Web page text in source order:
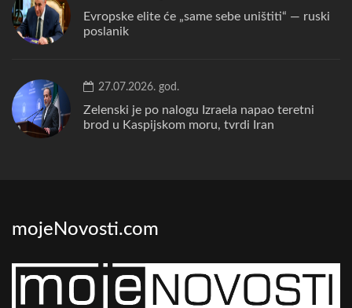
Evropske elite će „same sebe uništiti“ — ruski
poslanik
27.07.2026. god.
Zelenski je po nalogu Izraela napao teretni
brod u Kaspijskom moru, tvrdi Iran
mojeNovosti.com